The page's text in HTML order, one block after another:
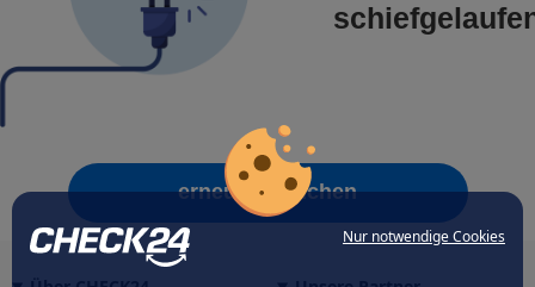
Nur notwendige Cookies
erneut versuchen